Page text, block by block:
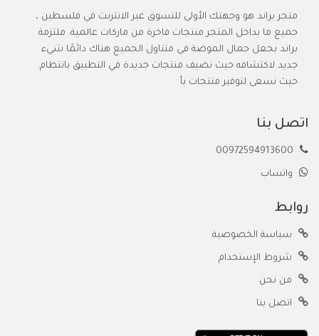
متجر براند هو وجهتك الأولى للتسوق عبر الانترنت في فلسطين ،
جميع ما بداخل المتجر منتجات فاخرة من ماركات عالمية. ملتزمة
براند بجعل جمال الموضة في متناول الجميع هناك دائمًا شيء
جديد لاكتشافه حيث نضيف منتجات جديدة في التطبيق بانتظام.
حيث نسعى لتوفير منتجات بأ
اتصل بنا
واتساب
روابط
سياسة الخصوصية
شروط الإستخدام
من نحن
اتصل بنا